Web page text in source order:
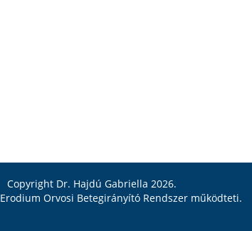
Copyright Dr. Hajdú Gabriella 2026.
Erodium Orvosi Betegirányító Rendszerműködteti.